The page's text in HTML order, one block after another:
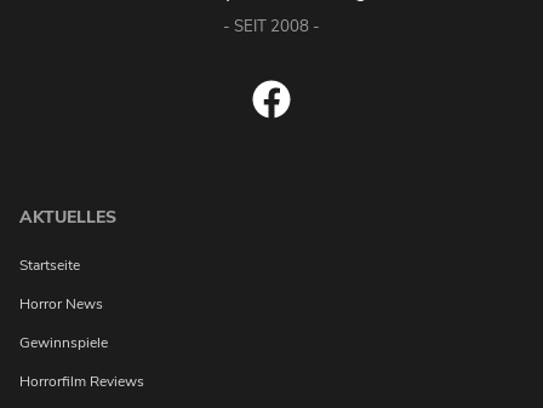
- SEIT 2008 -
AKTUELLES
Startseite
Horror News
Gewinnspiele
Horrorfilm Reviews